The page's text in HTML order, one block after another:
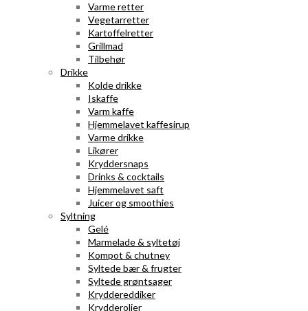
Varme retter
Vegetarretter
Kartoffelretter
Grillmad
Tilbehør
Drikke
Kolde drikke
Iskaffe
Varm kaffe
Hjemmelavet kaffesirup
Varme drikke
Likører
Kryddersnaps
Drinks & cocktails
Hjemmelavet saft
Juicer og smoothies
Syltning
Gelé
Marmelade & syltetøj
Kompot & chutney
Syltede bær & frugter
Syltede grøntsager
Kryddereddiker
Krydderolier